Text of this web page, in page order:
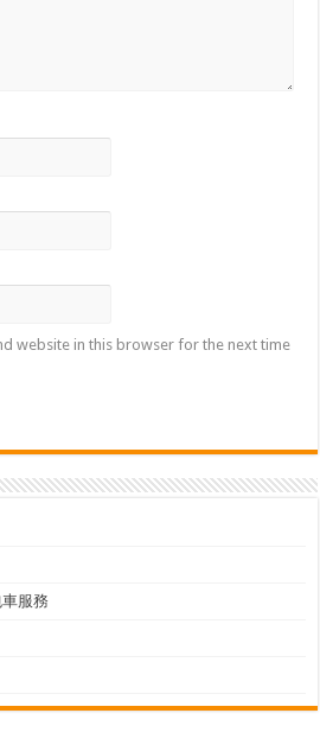
website in this browser for the next time
服務